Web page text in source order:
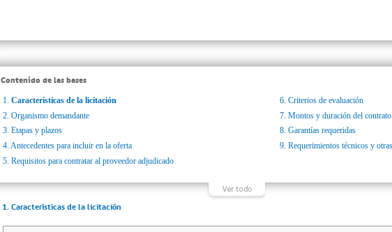
Contenido de las bases
1. Características de la licitación
2. Organismo demandante
3. Etapas y plazos
4. Antecedentes para incluir en la oferta
5. Requisitos para contratar al proveedor adjudicado
6. Criterios de evaluación
7. Montos y duración del contrato
8. Garantías requeridas
9. Requerimientos técnicos y
1. Características de la licitación